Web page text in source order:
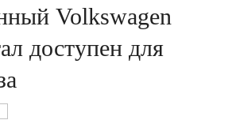
Авто
Volkswagen
доступен для